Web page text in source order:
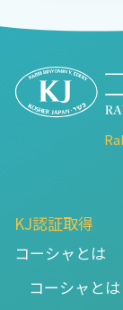
KJ認証取得
コーシャとは
コーシャとは